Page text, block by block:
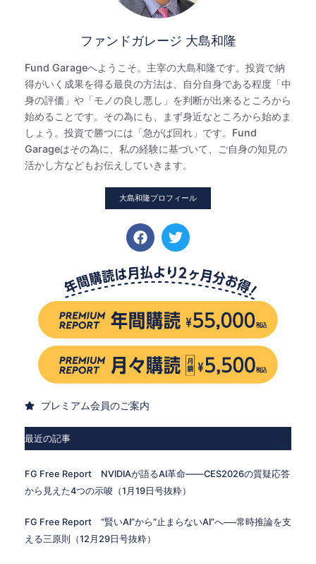
ファンドガレージ 大島和隆
Fund Garageへようこそ。主宰の大島和隆です。投資で納
得がいく成果を得る最良の方法は、自分自身である程度「中
身の評価」や「モノの良し悪し」を判断が出来るところから
始めることです。その為にも、まず身近なところから始めま
しょう。投資で勝つには「急がば回れ」です。Fund
Garageはその為に、私の経験に基づいて、ご自身の知見の
活かし方などもお伝えしていきます。
大島和隆プロフィール
プレミアム会員のご案内
最近の記事
FG Free Report NVIDIAが語るAI革命——CES2026の質疑応答
から見えた4つの示唆（1月19日号抜粋）
FG Free Report “賢いAI”から“止まらないAI”へ──常時推論を支
える三原則（12月29日号抜粋）